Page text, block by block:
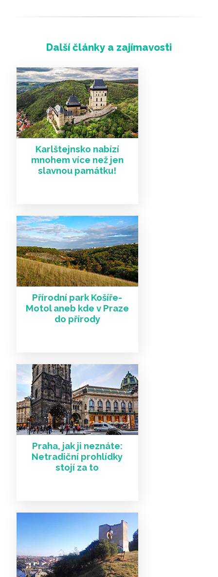
Další články a zajímavosti
Karlštejnsko nabízí
mnohem více než jen
slavnou památku!
Přírodní park Košíře-
Motol aneb kde v Praze
do přírody
Praha, jak ji neznáte:
Netradiční prohlídky
stojí za to